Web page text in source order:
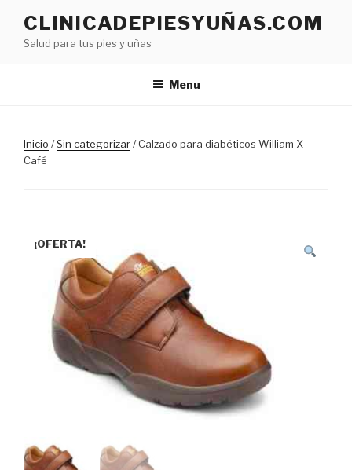
content
CLINICADEPIESYUÑAS.COM
Salud para tus pies y uñas
Menu
Inicio /Sin categorizar/ Calzado para diabéticos William X
Café
¡OFERTA!